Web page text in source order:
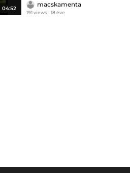
04:52
macskamenta
191 views 18 éve